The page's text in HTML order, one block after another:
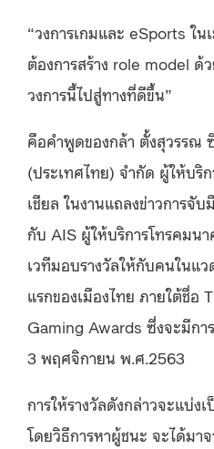
“วงการเกมและ eSports ใ
ต้องการสร้าง role model ด้
วงการนี้ไปสู่ทางที่ดีขึ้น”
คือคำพูดของกล้า ตั้งสุวรรณ
(ประเทศไทย) จำกัด ผู้ให้บริ
เชียล ในงานแถลงข่าวการจั
กับ AIS ผู้ให้บริการโทรคมน
เวทีมอบรางวัลให้กับคนในแ
แรกของเมืองไทย ภายใต้ชื่อ
Gaming Awards ซึ่งจะมีกา
3 พฤศจิกายน พ.ศ.2563
การให้รางวัลดังกล่าวจะแบ่ง
โดยวิธีการหาผู้ชนะ จะได้มา